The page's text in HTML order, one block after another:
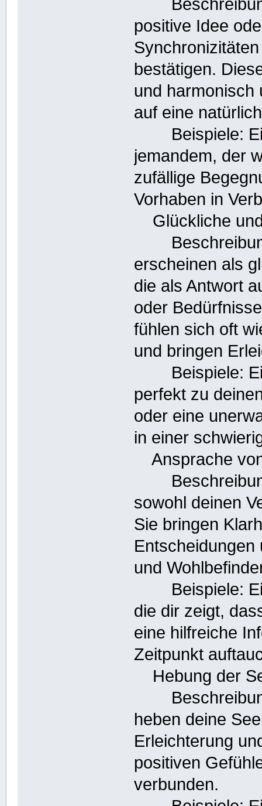
positive Idee
bestätigen.
und harmonisch
auf eine
Beispiele: Ein
jemandem, der
zufällige
Vorhaben in
Glückliche
erscheinen als
die als Antwort
oder
fühlen sich oft
und bringen
Beispiele: Ein
perfekt zu
oder eine
in einer
Ansprache
sowohl deinen
Sie bringen
und
Beispiele: Ein
die dir zeigt,
eine hilfreiche
Zeitpunkt
Hebung der
heben deine
Erleichterung
positiven
verbunden.